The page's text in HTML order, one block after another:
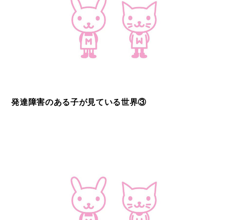
発達障害のある子が見ている世界③